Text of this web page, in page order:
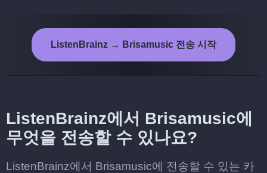
ListenBrainz → Brisamusic 전송 시작
ListenBrainz에서 Brisamusic에
무엇을 전송할 수 있나요?
ListenBrainz에서 Brisamusic에 전송할 수 있는 카